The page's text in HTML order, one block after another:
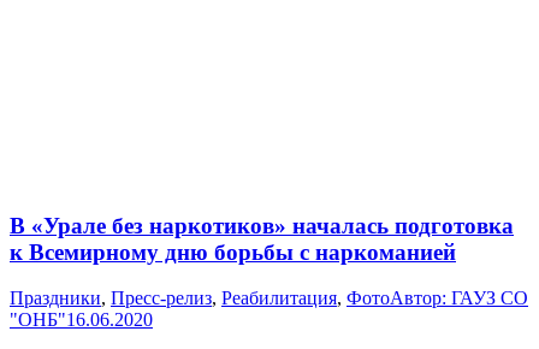
В «Урале без наркотиков» началась подготовка
к Всемирному дню борьбы с наркоманией
Праздники, Пресс-релиз, Реабилитация, ФотоАвтор: ГАУЗ СО
"ОНБ"16.06.2020